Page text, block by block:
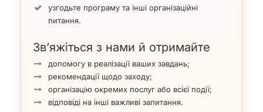
узгодьте програму та інші організаційні
питання.
Зв’яжіться з нами й отримайте
допомогу в реалізації ваших завдань;
рекомендації щодо заходу;
організацію окремих послуг або всієї події;
відповіді на інші важливі запитання.